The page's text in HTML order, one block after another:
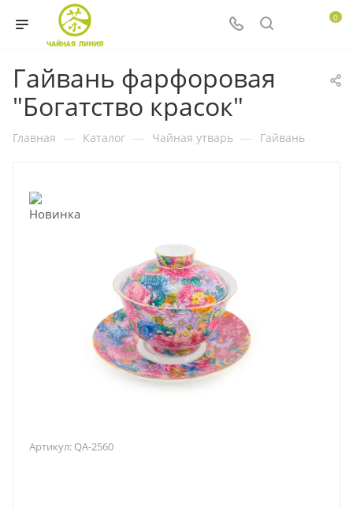
0
Гайвань фарфоровая
"Богатство красок"
Главная — Каталог — Чайная утварь — Гайвань
Артикул: QA-2560